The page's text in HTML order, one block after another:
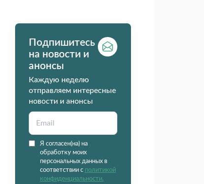
Подпишитесь
на новости и
анонсы
Каждую неделю
отправляем интересные
новости и анонсы
Я согласен(на) на
обработку моих
персональных данных в
соответствии с политикой
конфиденциальности.